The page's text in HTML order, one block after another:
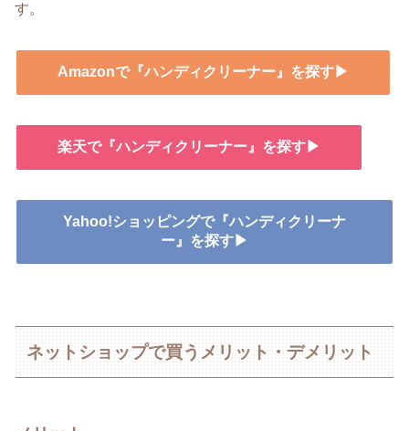
す。
Amazonで『ハンディクリーナー』を探す▶
楽天で『ハンディクリーナー』を探す▶
Yahoo!ショッピングで『ハンディクリーナ
ー』を探す▶
ネットショップで買うメリット・デメリット